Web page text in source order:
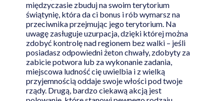
międzyczasie zbuduj na swoim terytorium
świątynię, która da ci bonus i rób wymarsz na
przeciwnika przejmując jego terytorium. Na
uwagę zasługuje uzurpacja, dzięki której można
zdobyć kontrolę nad regionem bez walki – jeśli
posiadasz odpowiedni żeton chwały, zdobyty za
zabicie potwora lub za wykonanie zadania,
miejscowa ludność cię uwielbia i z wielką
przyjemnością oddaje swoje włości pod twoje
rządy. Drugą, bardzo ciekawą akcją jest